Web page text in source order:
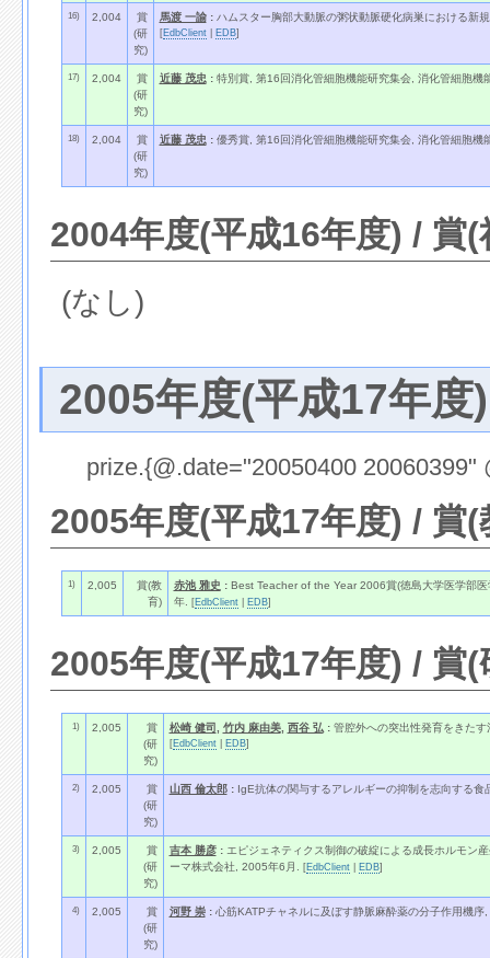
16) 2,004
賞
(研
究)
馬渡 一諭: ハムスター胸部大動脈の粥状動脈硬化病巣における新
[EdbClient| EDB]
17) 2,004
賞
(研
究)
近藤 茂忠 : 特別賞, 第16回消化管細胞機能研究集会, 消化管細胞機
18) 2,004
賞
(研
究)
近藤 茂忠 : 優秀賞, 第16回消化管細胞機能研究集会, 消化管細胞機
2004年度(平成16年度) / 賞(
(なし)
2005年度(平成17年度)
prize.{@.date="20050400 20060399"
2005年度(平成17年度) / 賞(
1) 2,005
賞(教
育)
赤池 雅史 : Best Teacher of the Year 2006賞(徳島大学医学部
年. [EdbClient| EDB]
2005年度(平成17年度) / 賞(
1) 2,005
賞
(研
究)
松崎 健司 竹内 麻由美, 西谷 弘: 管腔外への突出性発育をきた
[EdbClient| EDB]
2) 2,005
賞
(研
究)
山西 倫太郎: IgE抗体の関与するアレルギーの抑制を志向する
3) 2,005
賞
(研
究)
吉本 勝彦: エピジェネティクス制御の破綻による成長ホルモン
ーマ株式会社, 2005年6月.
[EdbClient| EDB]
4) 2,005
賞
(研
究)
河野 崇: 心筋KATPチャネルに及ぼす静脈麻酔薬の分子作用機